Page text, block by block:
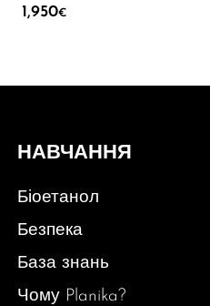
1,950€
НАВЧАННЯ
Біоетанол
Безпека
База знань
Чому Planika?